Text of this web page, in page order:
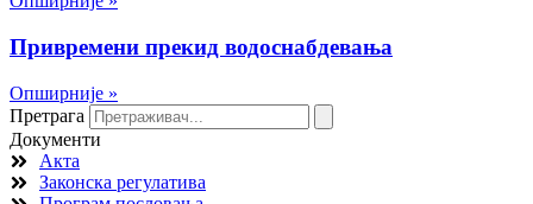
Привремени прекид водоснабдевања
Опширније »
Претрага
Документи
Акта
Законска регулатива